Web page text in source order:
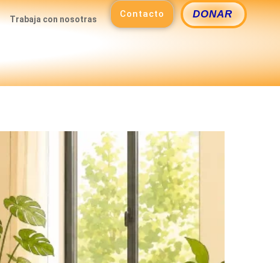
Trabaja con nosotras Contacto DONAR